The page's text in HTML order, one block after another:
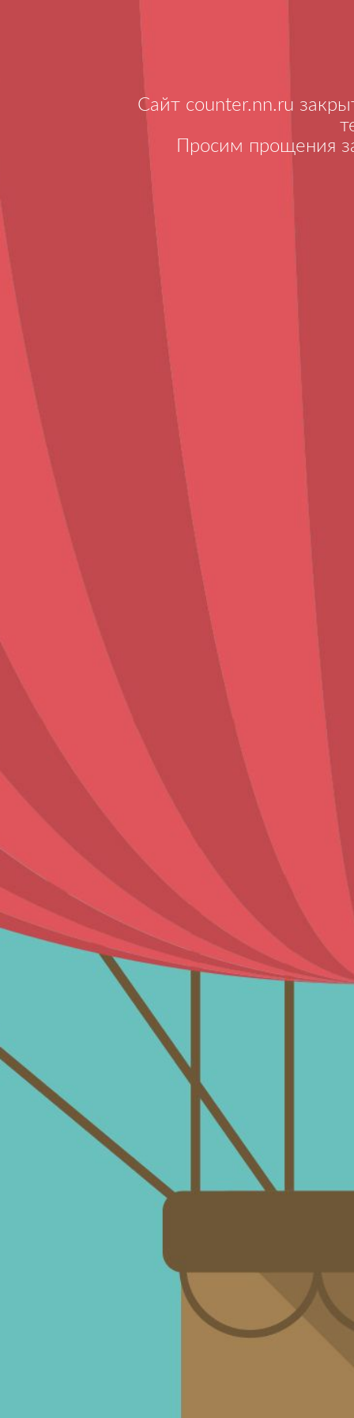
Сайт counter.nn.ru
Просим прощения